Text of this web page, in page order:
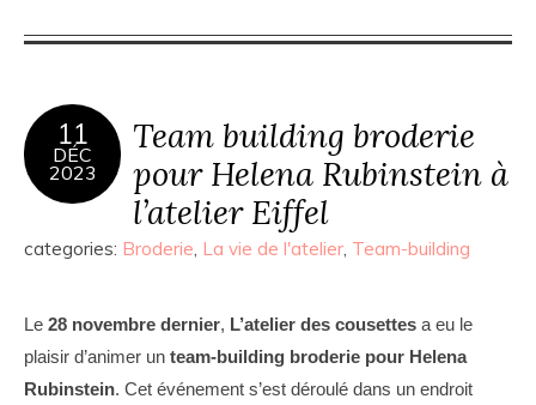
11
DÉC
2023
Team building broderie
pour Helena Rubinstein à
l’atelier Eiffel
categories: Broderie, La vie de l'atelier, Team-building
Le 28 novembre dernier, L’atelier des cousettes a eu le
plaisir d’animer un team-building broderie pour Helena
Rubinstein. Cet événement s’est déroulé dans un endroit